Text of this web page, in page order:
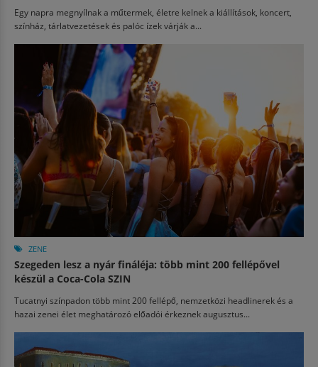
Egy napra megnyílnak a műtermek, életre kelnek a kiállítások, koncert,
színház, tárlatvezetések és palóc ízek várják a...
ZENE
Szegeden lesz a nyár fináléja: több mint 200 fellépővel
készül a Coca-Cola SZIN
Tucatnyi színpadon több mint 200 fellépő, nemzetközi headlinerek és a
hazai zenei élet meghatározó előadói érkeznek augusztus...